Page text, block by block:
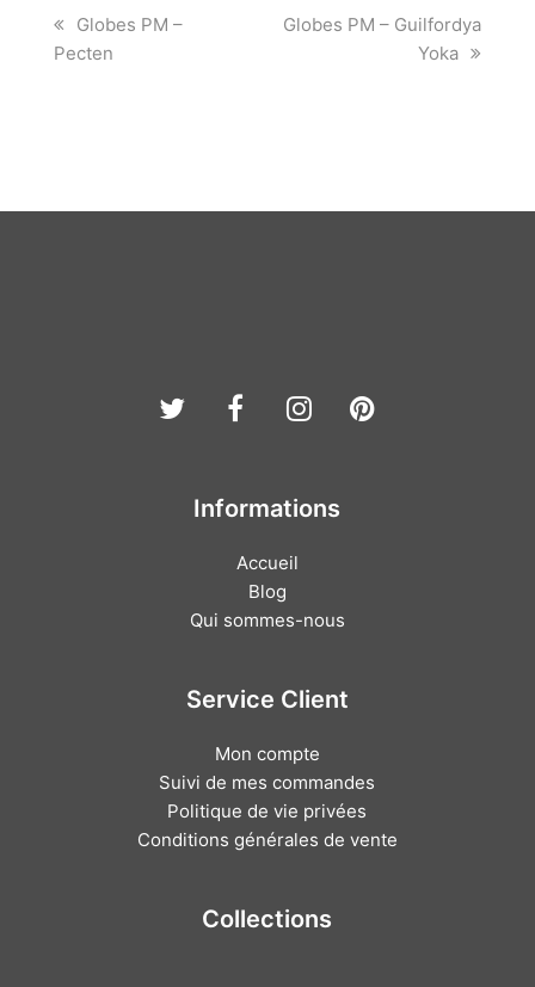
previous
post:
Globes PM –
Pecten
next
Globes PM – Guilfordya
Yoka
TwitterFacebook
Instagram
Pinterest
Informations
Accueil
Blog
Qui sommes-nous
Service Client
Mon compte
Suivi de mes commandes
Politique de vie privées
Conditions générales de vente
Collections